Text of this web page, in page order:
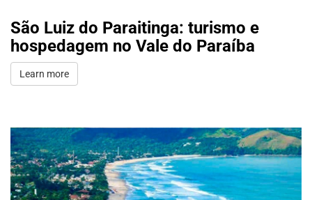
São Luiz do Paraitinga: turismo e
hospedagem no Vale do Paraíba
Learn more